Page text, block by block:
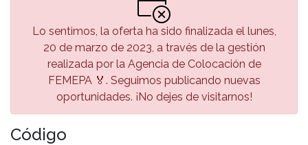
Lo sentimos, la oferta ha sido finalizada el lunes,
20 de marzo de 2023, a través de la gestión
realizada por la Agencia de Colocación de
FEMEPA 🏅. Seguimos publicando nuevas
oportunidades. ¡No dejes de visitarnos!
Código